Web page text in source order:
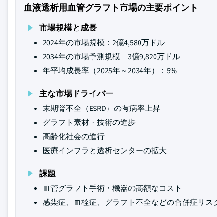
血液透析用血管グラフト市場の主要ポイント
市場規模と成長
2024年の市場規模：2億4,580万ドル
2034年の市場予測規模：3億9,820万ドル
年平均成長率（2025年～2034年）：5%
主な市場ドライバー
末期腎不全（ESRD）の有病率上昇
グラフト素材・技術の進歩
高齢化社会の進行
医療インフラと透析センターの拡大
課題
血管グラフト手術・機器の高額なコスト
感染症、血栓症、グラフト不全などの合併症リス